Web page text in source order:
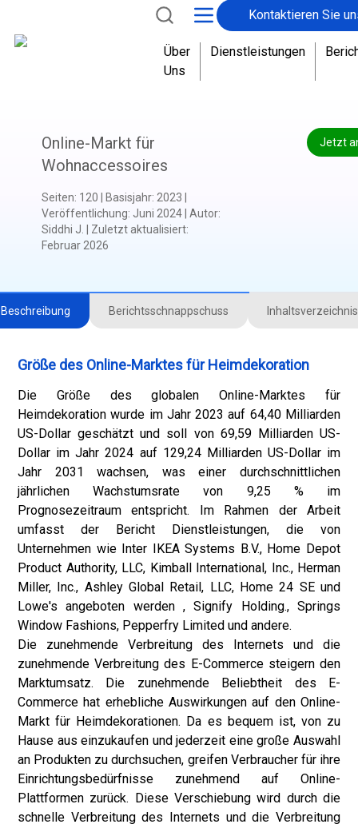
Kontaktieren Sie
Über
Uns
Dienstleistungen
Jetzt
Online-Markt für
Wohnaccessoires
Seiten: 120 Basisjahr: 2023
Veröffentlichung: Juni 2024| Autor:
Siddhi J.
Zuletzt aktualisiert:
Februar 2026
Beschreibung Berichtsschnappschuss Inhaltsverzeichnis
Größe des Online-Marktes für Heimdekoration
Die Größe des globalen Online-Marktes für
Heimdekoration wurde im Jahr 2023 auf 64,40 Milliarden
US-Dollar geschätzt und soll von 69,59 Milliarden US-
Dollar im Jahr 2024 auf 129,24 Milliarden US-Dollar im
Jahr 2031 wachsen, was einer durchschnittlichen
jährlichen Wachstumsrate von 9,25 % im
Prognosezeitraum entspricht. Im Rahmen der Arbeit
umfasst der Bericht Dienstleistungen, die von
Unternehmen wie Inter IKEA Systems B.V., Home Depot
Product Authority, LLC, Kimball International, Inc., Herman
Miller, Inc., Ashley Global Retail, LLC, Home 24 SE und
Lowe's angeboten werden , Signify Holding., Springs
Window Fashions, Pepperfry Limited und andere.
Die zunehmende Verbreitung des Internets und die
zunehmende Verbreitung des E-Commerce steigern den
Marktumsatz. Die zunehmende Beliebtheit des E-
Commerce hat erhebliche Auswirkungen auf den Online-
Markt für Heimdekorationen. Da es bequem ist, von zu
Hause aus einzukaufen und jederzeit eine große Auswahl
an Produkten zu durchsuchen, greifen Verbraucher für ihre
Einrichtungsbedürfnisse zunehmend auf Online-
Plattformen zurück. Diese Verschiebung wird durch die
schnelle Verbreitung des Internets und die Verbreitung